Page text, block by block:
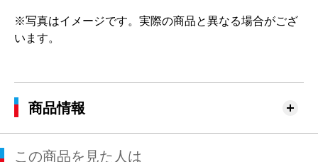
※写真はイメージです。実際の商品と異なる場合がござ
います。
商品情報
この商品を見た人は